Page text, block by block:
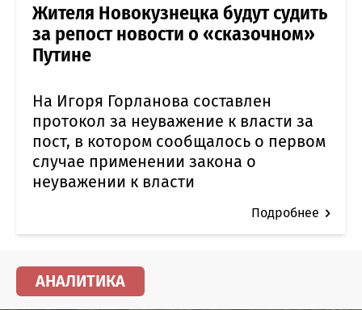
Жителя Новокузнецка будут судить
за репост новости о «сказочном»
Путине
На Игоря Горланова составлен
протокол за неуважение к власти за
пост, в котором сообщалось о первом
случае применении закона о
неуважении к власти
Подробнее
АНАЛИТИКА